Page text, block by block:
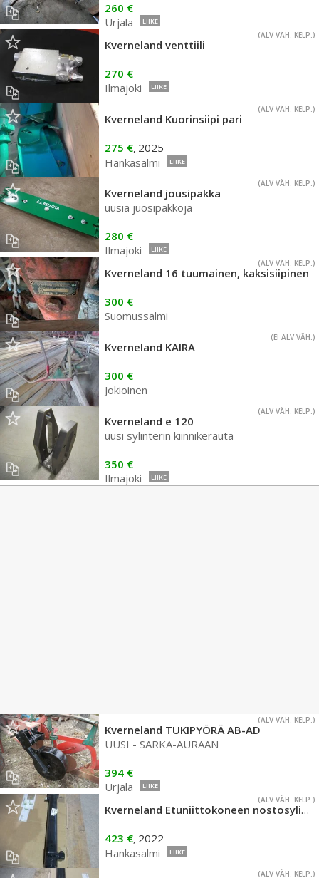
260 €
Urjala
LIIKE
(ALV VÄH. KELP.)
Kverneland venttiili
270 €
Ilmajoki
LIIKE
(ALV VÄH. KELP.)
Kverneland Kuorinsiipi pari
275 €, 2025
Hankasalmi
LIIKE
(ALV VÄH. KELP.)
Kverneland jousipakka
uusia juosipakkoja
280 €
Ilmajoki
LIIKE
(ALV VÄH. KELP.)
Kverneland 16 tuumainen, kaksisiipinen
300 €
Suomussalmi
(EI ALV VÄH.)
Kverneland KAIRA
300 €
Jokioinen
(ALV VÄH. KELP.)
Kverneland e 120
uusi sylinterin kiinnikerauta
350 €
Ilmajoki
LIIKE
(ALV VÄH. KELP.)
Kverneland TUKIPYÖRÄ AB-AD
UUSI - SARKA-AURAAN
394 €
Urjala
LIIKE
(ALV VÄH. KELP.)
Kverneland Etuniittokoneen nostosylinteri 3628-3836FT
423 €, 2022
Hankasalmi
LIIKE
(ALV VÄH. KELP.)